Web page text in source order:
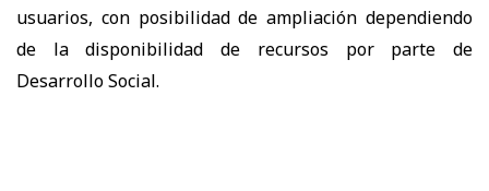
usuarios, con posibilidad de ampliación dependiendo
de la disponibilidad de recursos por parte de
Desarrollo Social.